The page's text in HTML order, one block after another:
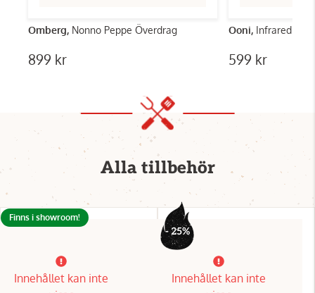
Omberg, Nonno Peppe Överdrag
899 kr
Ooni, Infrared
599 kr
Alla tillbehör
Innehållet kan inte
Finns i showroom!
- 25%
Innehållet kan inte